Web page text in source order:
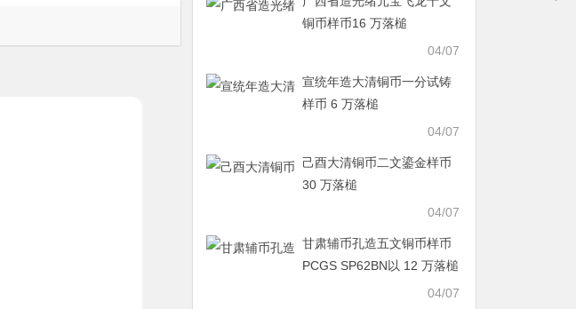
铜币样币16 万落槌
04/07
宣统年造大清铜币一分试铸
样币 6 万落槌
04/07
己酉大清铜币二文鎏金样币
30 万落槌
04/07
甘肃辅币孔造五文铜币样币
PCGS SP62BN以 12 万落槌
04/07